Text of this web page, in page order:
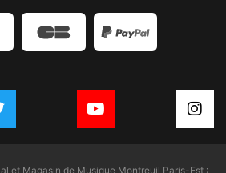
et Magasin de Musique Montreuil Paris-Est :